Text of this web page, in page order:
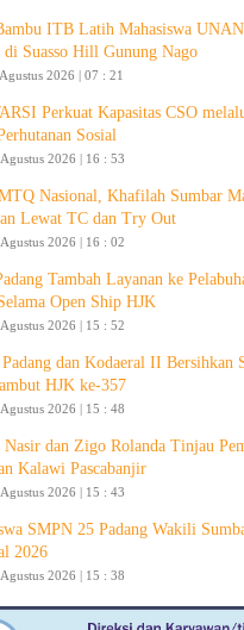
ITB Latih Mahasiswa
di Suasso Hill Gunung Nago
2026 | 07 : 21
Perkuat Kapasitas CSO
Sosial
2026 | 16 : 53
Nasional, Khafilah Sumbar
Lewat TC dan Try Out
2026 | 16 : 02
Tambah Layanan ke
Open Ship HJK
2026 | 15 : 52
dan Kodaeral II Bersihkan
HJK ke-357
2026 | 15 : 48
Nasir dan Zigo Rolanda Tinjau
Kalawi Pascabanjir
2026 | 15 : 43
SMPN 25 Padang Wakili
2026
2026 | 15 : 38